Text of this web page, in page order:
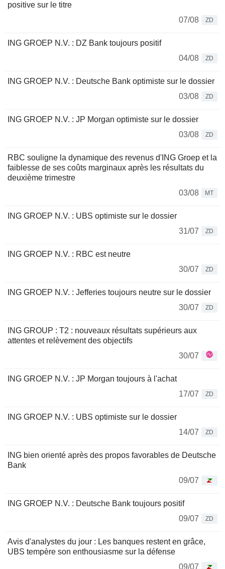
positive sur le titre
07/08
ZD
ING GROEP N.V. : DZ Bank toujours positif
04/08
ZD
ING GROEP N.V. : Deutsche Bank optimiste sur le dossier
03/08
ZD
ING GROEP N.V. : JP Morgan optimiste sur le dossier
03/08
ZD
RBC souligne la dynamique des revenus d'ING Groep et la
faiblesse de ses coûts marginaux après les résultats du
deuxième trimestre
03/08
MT
ING GROEP N.V. : UBS optimiste sur le dossier
31/07
ZD
ING GROEP N.V. : RBC est neutre
30/07
ZD
ING GROEP N.V. : Jefferies toujours neutre sur le dossier
30/07
ZD
ING GROUP : T2 : nouveaux résultats supérieurs aux
attentes et relèvement des objectifs
30/07
ING GROEP N.V. : JP Morgan toujours à l'achat
17/07
ZD
ING GROEP N.V. : UBS optimiste sur le dossier
14/07
ZD
ING bien orienté après des propos favorables de Deutsche
Bank
09/07
ING GROEP N.V. : Deutsche Bank toujours positif
09/07
ZD
Avis d'analystes du jour : Les banques restent en grâce,
UBS tempère son enthousiasme sur la défense
09/07